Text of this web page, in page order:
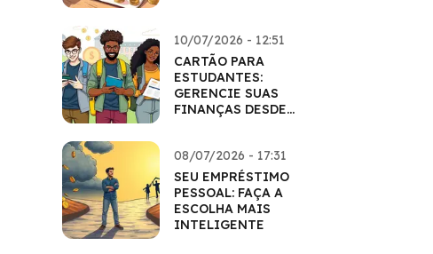
10/07/2026 - 12:51
CARTÃO PARA
ESTUDANTES:
GERENCIE SUAS
FINANÇAS DESDE
08/07/2026 - 17:31
SEU EMPRÉSTIMO
PESSOAL: FAÇA A
ESCOLHA MAIS
INTELIGENTE